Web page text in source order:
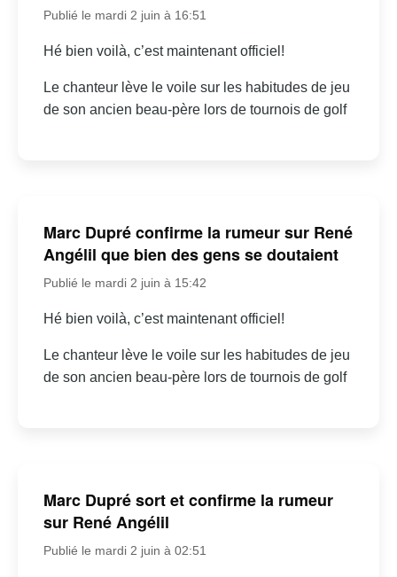
Publié le mardi 2 juin à 16:51
Hé bien voilà, c’est maintenant officiel!
Le chanteur lève le voile sur les habitudes de jeu
de son ancien beau-père lors de tournois de golf
Marc Dupré confirme la rumeur sur René
Angélil que bien des gens se doutaient
Publié le mardi 2 juin à 15:42
Hé bien voilà, c’est maintenant officiel!
Le chanteur lève le voile sur les habitudes de jeu
de son ancien beau-père lors de tournois de golf
Marc Dupré sort et confirme la rumeur
sur René Angélil
Publié le mardi 2 juin à 02:51